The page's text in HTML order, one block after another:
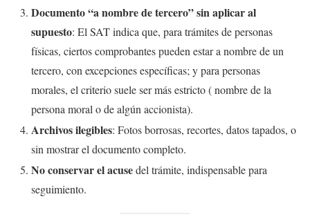
Documento “a nombre de tercero” sin aplicar al
supuesto: El SAT indica que, para trámites de personas
físicas, ciertos comprobantes pueden estar a nombre de un
tercero, con excepciones específicas; y para personas
morales, el criterio suele ser más estricto ( nombre de la
persona moral o de algún accionista).
Archivos ilegibles: Fotos borrosas, recortes, datos tapados, o
sin mostrar el documento completo.
No conservar el acusedel trámite, indispensable para
seguimiento.